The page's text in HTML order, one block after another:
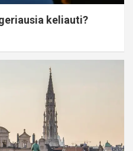
keliauti?